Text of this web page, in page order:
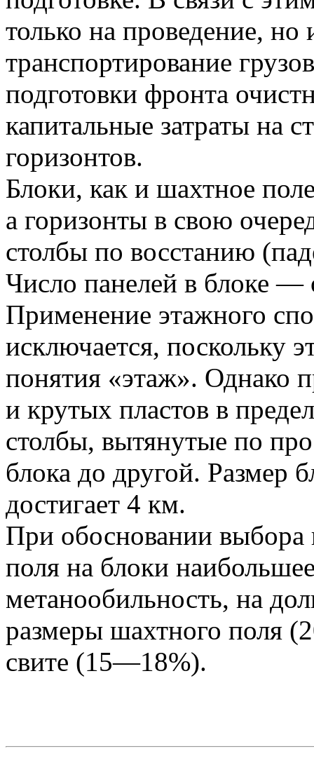
только на проведение,
транспортирование
подготовки фронта
капитальные затраты на
горизонтов.
Блоки, как и шахтное
а горизонты в свою
столбы по восстанию
Число панелей в блоке —
Применение этажного
исключается, поскольку
понятия «этаж». Однако
и крутых пластов в
столбы, вытянутые по
блока до другой. Размер
достигает 4 км.
При обосновании выбора
поля на блоки
метанообильность, на
размеры шахтного поля
свите (15—18%).